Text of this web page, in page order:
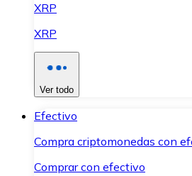
XRP
XRP
Ver todo
Efectivo
Compra criptomonedas con
Comprar con efectivo